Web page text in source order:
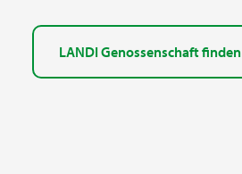
LANDI Genossenschaft finden